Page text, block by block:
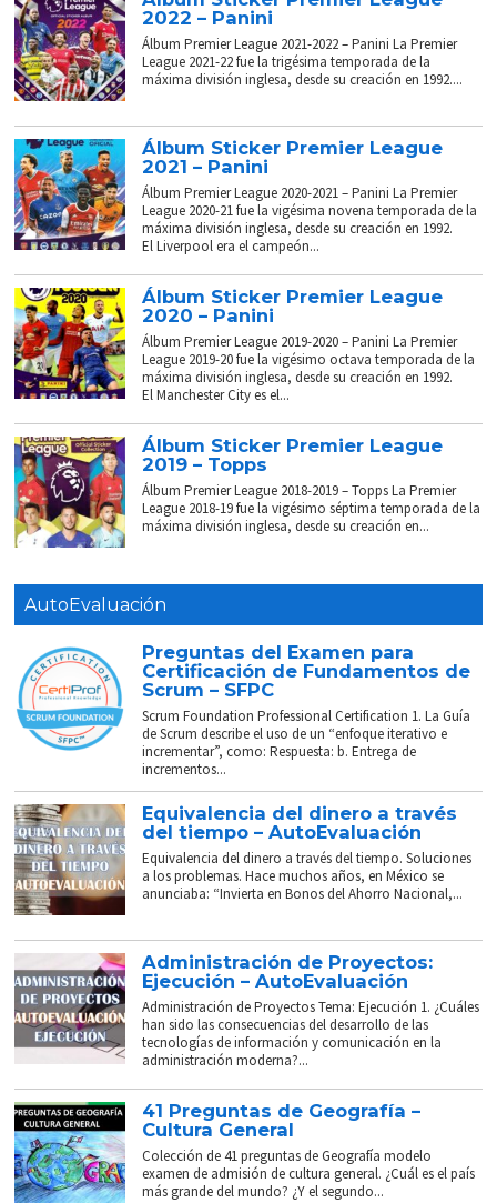
2022 – Panini
Álbum Premier League 2021-2022 – Panini La Premier
League 2021-22 fue la trigésima temporada de la
máxima división inglesa, desde su creación en 1992....
Álbum Sticker Premier League
2021 – Panini
Álbum Premier League 2020-2021 – Panini La Premier
League 2020-21 fue la vigésima novena temporada de la
máxima división inglesa, desde su creación en 1992.
El Liverpool era el campeón...
Álbum Sticker Premier League
2020 – Panini
Álbum Premier League 2019-2020 – Panini La Premier
League 2019-20 fue la vigésimo octava temporada de la
máxima división inglesa, desde su creación en 1992.
El Manchester City es el...
Álbum Sticker Premier League
2019 – Topps
Álbum Premier League 2018-2019 – Topps La Premier
League 2018-19 fue la vigésimo séptima temporada de la
máxima división inglesa, desde su creación en...
AutoEvaluación
Preguntas del Examen para
Certificación de Fundamentos de
Scrum – SFPC
Scrum Foundation Professional Certification 1. La Guía
de Scrum describe el uso de un “enfoque iterativo e
incrementar”, como: Respuesta: b. Entrega de
incrementos...
Equivalencia del dinero a través
del tiempo – AutoEvaluación
Equivalencia del dinero a través del tiempo. Soluciones
a los problemas. Hace muchos años, en México se
anunciaba: “Invierta en Bonos del Ahorro Nacional,...
Administración de Proyectos:
Ejecución – AutoEvaluación
Administración de Proyectos Tema: Ejecución 1. ¿Cuáles
han sido las consecuencias del desarrollo de las
tecnologías de información y comunicación en la
administración moderna?...
41 Preguntas de Geografía –
Cultura General
Colección de 41 preguntas de Geografía modelo
examen de admisión de cultura general. ¿Cuál es el país
más grande del mundo? ¿Y el segundo...